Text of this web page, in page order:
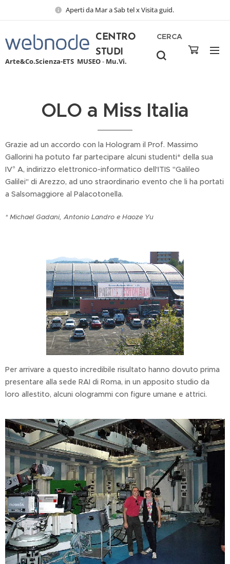
Aperti da Mar a Sab tel x Visita guid.
CENTRO
STUDI
Arte&Co.Scienza-ETS MUSEO- Mu.Vi.
CERCA
OLO a Miss Italia
Grazie ad un accordo con la Hologram il Prof. Massimo
Gallorini ha potuto far partecipare alcuni studenti* della sua
IV° A, indirizzo elettronico-informatico dell'ITIS "Galileo
Galilei" di Arezzo, ad uno straordinario evento che li ha portati
a Salsomaggiore al Palacotonella.
* Michael Gadani, Antonio Landro e Haoze Yu
Per arrivare a questo incredibile risultato hanno dovuto prima
presentare alla sede RAI di Roma, in un apposito studio da
loro allestito, alcuni ologrammi con figure umane e attrici.